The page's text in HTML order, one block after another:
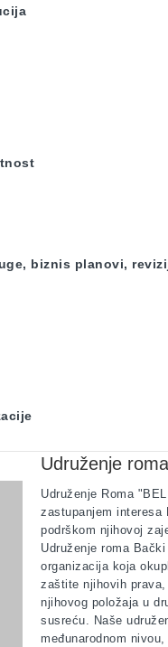
biznis planovi,
Udruženje
Udruženje Roma
zastupanjem interesa
podrškom njihovoj
Udruženje roma
organizacija koja
zaštite njihovih
njihovog položaja u
susreću. Naše
međunarodnom